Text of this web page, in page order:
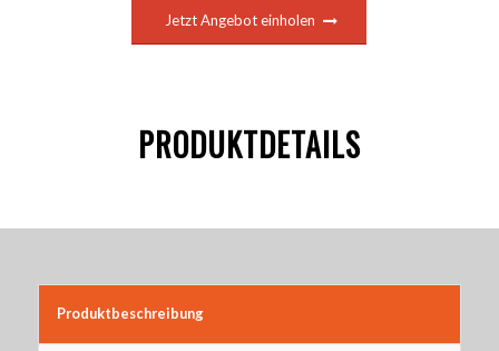
Jetzt Angebot einholen
PRODUKTDETAILS
Produktbeschreibung